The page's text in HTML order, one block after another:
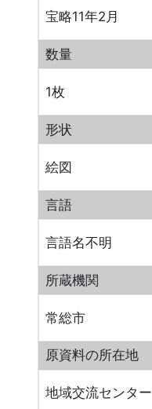
宝略11年2月
数量
1枚
形状
絵図
言語
言語名不明
所蔵機関
常総市
原資料の所在地
地域交流センター